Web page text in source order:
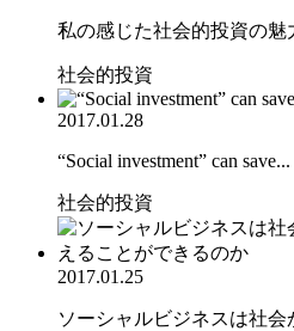
私の感じた社会的投資の魅
社会的投資
2017.01.28
“Social investment” can save...
社会的投資
2017.01.25
ソーシャルビジネスは社会